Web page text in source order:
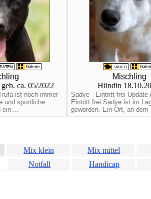
geb. ca. 05/2022
ist noch immer
und sportliche
ein ...
Mischling
Hündin
Sadye - Eintritt frei Update
Eintritt frei Sadye ist im
geworden. Ein Ort, an dem
Mix klein
Mix mittel
Notfall Handicap